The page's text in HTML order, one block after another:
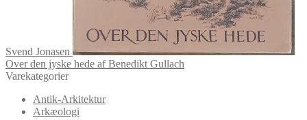
Svend Jonasen
Over den jyske hede af Benedikt Gullach
Varekategorier
Antik-Arkitektur
Arkæologi